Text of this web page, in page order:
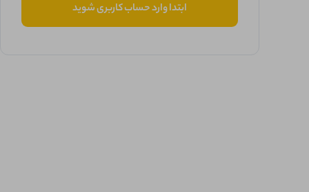
ابتدا وارد حساب کاربری شوید